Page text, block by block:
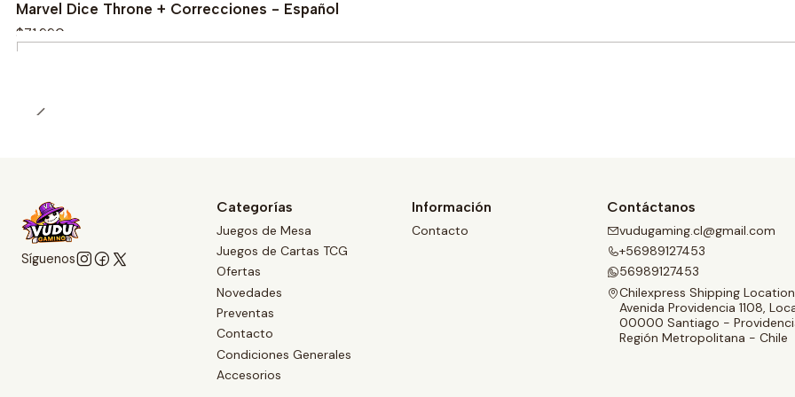
Marvel Dice Throne + Correcciones - Español
$71.990
Síguenos
Categorías
Juegos de Mesa
Juegos de Cartas TCG
Ofertas
Novedades
Preventas
Contacto
Condiciones Generales
Accesorios
Información
Contacto
Contáctanos
vudugaming.cl@gmail.com
+56989127453
56989127453
Chilexpress Shipping Location
Avenida Providencia 1108,
00000 Santiago -
Región Metropolitana - Chile